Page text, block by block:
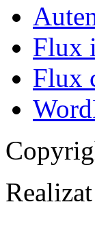
Flux
Flux